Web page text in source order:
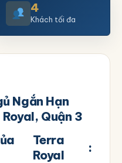
4
Khách tối đa
Ngắn Hạn
Quận 3
Terra
Royal
: